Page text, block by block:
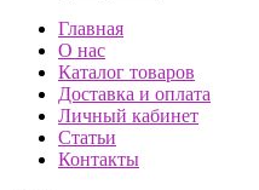
Главная
О нас
Каталог товаров
Доставка и оплата
Личный кабинет
Статьи
Контакты